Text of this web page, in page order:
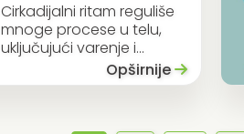
Cirkadijalni ritam reguliše
mnoge procese u telu,
uključujući varenje i...
Opširnije